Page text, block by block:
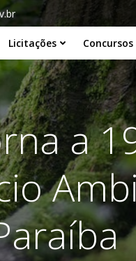
Licitações Concursos
a